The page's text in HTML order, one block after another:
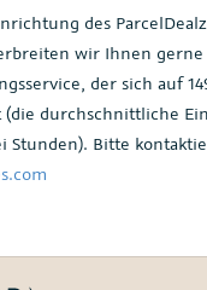
des
wir Ihnen
der sich auf
(die durchschnittliche
Stunden). Bitte